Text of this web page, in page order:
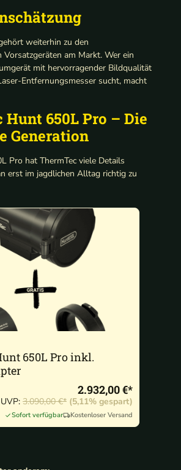
weiterhin zu den
am Markt. Wer ein
mit hervorragender Bildqualität
Entfernungsmesser sucht, macht
Hunt 650L Pro – Die
Generation
Pro hat ThermTec viele Details
erst im jagdlichen Alltag richtig zu
650L Pro inkl.
2.932,00 €*
UVP: 3.090,00 €* (5,11% gespart)
Sofort verfügbar Kostenloser Versand